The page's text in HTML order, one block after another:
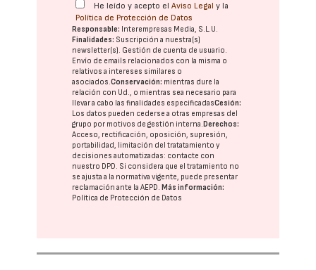
He leído y acepto elAviso Legal y la
Política de Protección de Datos
Responsable: Interempresas Media, S.L.U.
Finalidades: Suscripción a nuestra(s)
newsletter(s). Gestión de cuenta de usuario.
Envío de emails relacionados con la misma o
relativos a intereses similares o
asociados.Conservación: mientras dure la
relación con Ud., o mientras sea necesario para
llevar a cabo las finalidades especificadasCesión:
Los datos pueden cederse a otras empresas del
grupo por motivos de gestión interna. Derechos:
Acceso, rectificación, oposición, supresión,
portabilidad, limitación del tratatamiento y
decisiones automatizadas: contacte con
nuestro DPD. Si considera que el tratamiento no
se ajusta a la normativa vigente, puede presentar
reclamación ante laAEPD. Más información:
Política de Protección de Datos